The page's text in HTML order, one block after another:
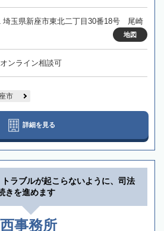
埼玉県新座市東北二丁目30番18号 尾崎
地図
ンライン相談可
市
詳細を見る
トラブルが起こらないように、司法
きを進めます
事務所